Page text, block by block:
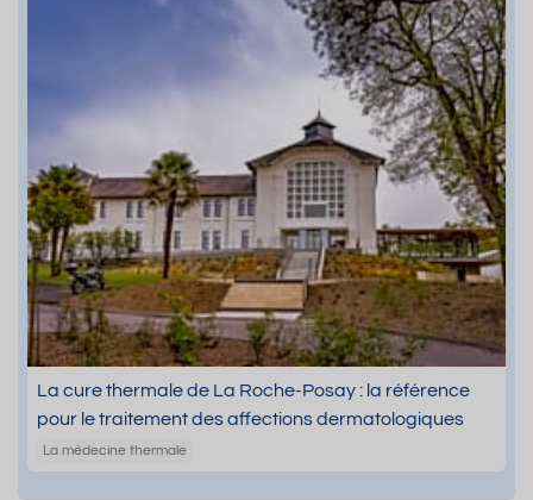
La cure thermale de La Roche-Posay : la référence
pour le traitement des affections dermatologiques
La médecine thermale